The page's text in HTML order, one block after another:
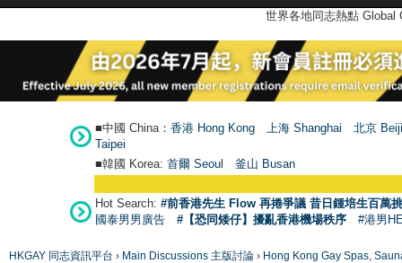
世界各地同志熱點
■中國 China： 香港 Hong Kong 上海 Shanghai
北京
Taipei
■韓國 Korea: 首爾 Seoul 釜山 Busan
Hot Search: #前香港先生 Flow 再捲爭議 昔日鍾培生百萬
國泰男男廣告
#【恐同矮仔】擾亂香港機場秩序 #港男
HKGAY 同志資訊平台 › Main Discussions 主版討論 › Hong Kong Gay Spas,